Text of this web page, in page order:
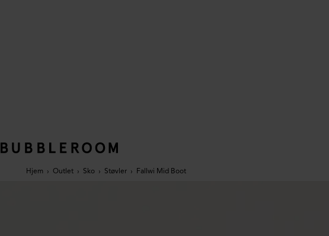
Hjem › Outlet › Sko › Støvler › Fallwi Mid Boot